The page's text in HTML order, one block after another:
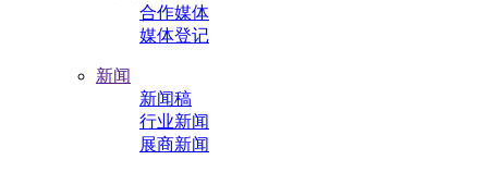
合作媒体
媒体登记
新闻
新闻稿
行业新闻
展商新闻